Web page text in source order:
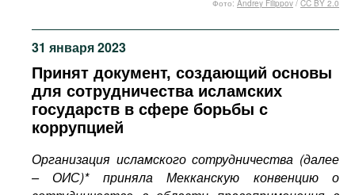
Подкасты
Книжная полка
31 января 2023
Принят документ, создающий основы
для сотрудничества исламских
государств в сфере борьбы с
коррупцией
Организация исламского сотрудничества (далее
– ОИС)* приняла Мекканскую конвенцию о
Фото: Andrey Filippov / CC BY 2.0